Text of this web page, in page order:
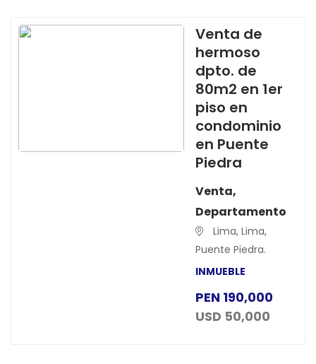
Venta de
hermoso
dpto. de
80m2 en 1er
piso en
condominio
en Puente
Piedra
Venta,
Departamento
Lima, Lima,
Puente Piedra.
INMUEBLE
PEN 190,000
USD 50,000